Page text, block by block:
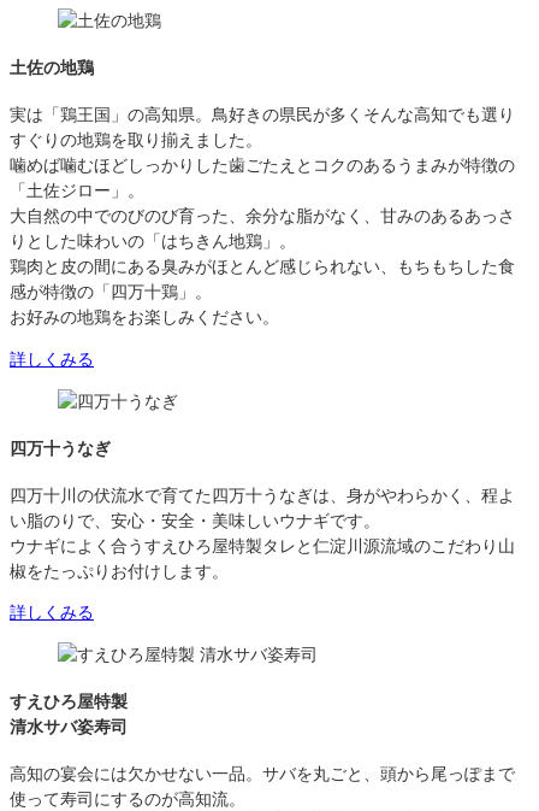
土佐の地鶏
実は「鶏王国」の高知県。鳥好きの県民が多くそんな高知でも選り
すぐりの地鶏を取り揃えました。
噛めば噛むほどしっかりした歯ごたえとコクのあるうまみが特徴の
「土佐ジロー」。
大自然の中でのびのび育った、余分な脂がなく、甘みのあるあっさ
りとした味わいの「はちきん地鶏」。
鶏肉と皮の間にある臭みがほとんど感じられない、もちもちした食
感が特徴の「四万十鶏」。
お好みの地鶏をお楽しみください。
詳しくみる
四万十うなぎ
四万十川の伏流水で育てた四万十うなぎは、身がやわらかく、程よ
い脂のりで、安心・安全・美味しいウナギです。
ウナギによく合うすえひろ屋特製タレと仁淀川源流域のこだわり山
椒をたっぷりお付けします。
詳しくみる
すえひろ屋特製
清水サバ姿寿司
高知の宴会には欠かせない一品。サバを丸ごと、頭から尾っぽまで
使って寿司にするのが高知流。